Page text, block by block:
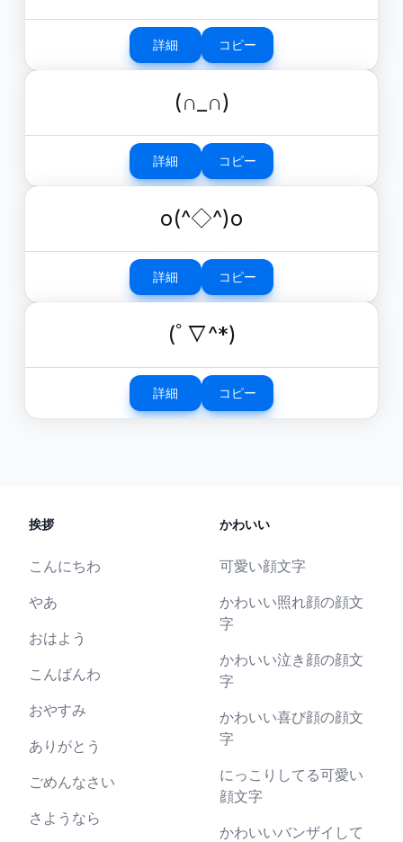
詳細 コピー
(∩_∩)
詳細 コピー
o(^◇^)o
詳細 コピー
(ﾟ∇^*)
詳細 コピー
挨拶
こんにちわ
やあ
おはよう
こんばんわ
おやすみ
ありがとう
ごめんなさい
さようなら
かわいい
可愛い顔文字
かわいい照れ顔の顔文
字
かわいい泣き顔の顔文
字
かわいい喜び顔の顔文
字
にっこりしてる可愛い
顔文字
かわいいバンザイして